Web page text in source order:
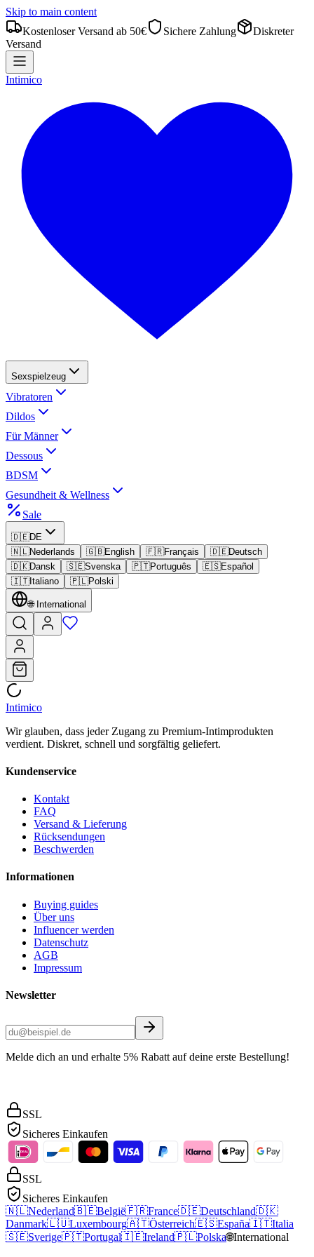
Skip to main content
Kostenloser Versand ab 50€
Sichere Zahlung
Diskreter
Versand
Intimico
Sexspielzeug
Vibratoren
Dildos
Für Männer
Dessous
BDSM
Gesundheit & Wellness
Sale
🇩🇪DE
🇳🇱Nederlands 🇬🇧English 🇫🇷Français 🇩🇪Deutsch
🇩🇰Dansk 🇸🇪Svenska 🇵🇹Português 🇪🇸Español
🇮🇹Italiano 🇵🇱Polski
🌐 International
Intimico
Wir glauben, dass jeder Zugang zu Premium-Intimprodukten
verdient. Diskret, schnell und sorgfältig geliefert.
Kundenservice
Kontakt
FAQ
Versand & Lieferung
Rücksendungen
Beschwerden
Informationen
Buying guides
Über uns
Influencer werden
Datenschutz
AGB
Impressum
Newsletter
Melde dich an und erhalte 5% Rabatt auf deine erste Bestellung!
SSL
Sicheres Einkaufen
SSL
Sicheres Einkaufen
🇳🇱Nederland🇧🇪België🇫🇷France🇩🇪Deutschland🇩🇰
Danmark🇱🇺Luxembourg🇦🇹Österreich🇪🇸España🇮🇹Italia
🇸🇪Sverige🇵🇹Portugal🇮🇪Ireland🇵🇱Polska🌐International